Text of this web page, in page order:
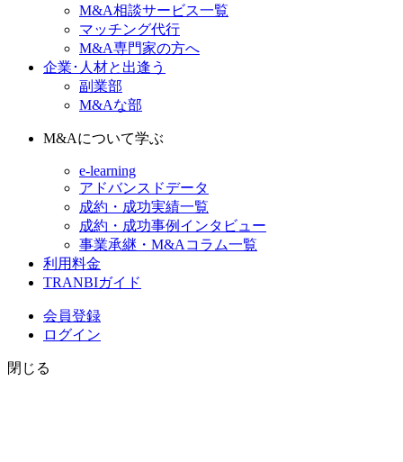
M&A相談サービス一覧
マッチング代行
M&A専門家の方へ
企業･人材と出逢う
副業部
M&Aな部
M&Aについて学ぶ
e-learning
アドバンスドデータ
成約・成功実績一覧
成約・成功事例インタビュー
事業承継・M&Aコラム一覧
利用料金
TRANBIガイド
会員登録
ログイン
閉じる